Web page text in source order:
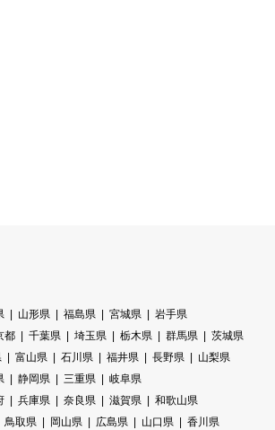
山形県 福島県 宮城県
岩手県
都 千葉県 埼玉県 栃木県 群馬県
茨城県
富山県 石川県 福井県 長野県
山梨県
静岡県 三重県
岐阜県
兵庫県 奈良県 滋賀県
和歌山県
鳥取県 岡山県 広島県 山口県
香川県